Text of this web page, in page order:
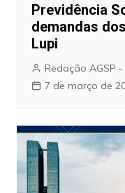
Previdência
demandas
Lupi
Redação AGSP -
7 de março de